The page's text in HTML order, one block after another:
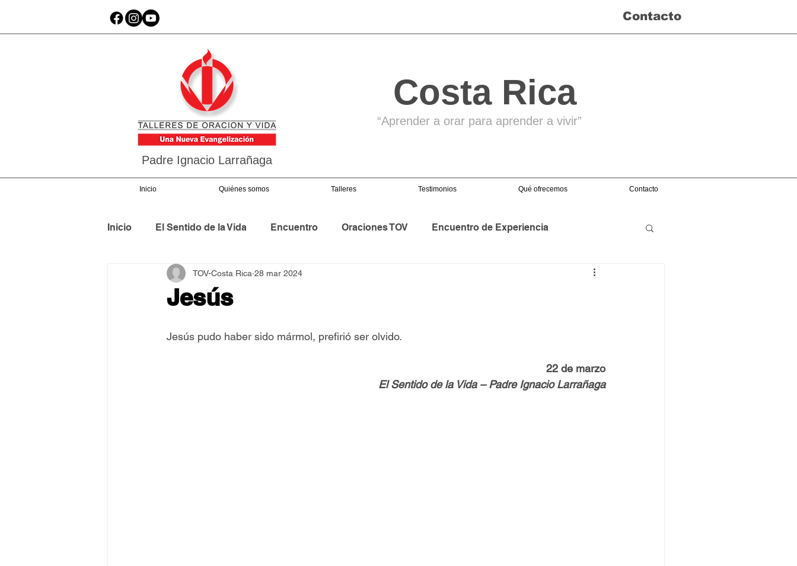
Contacto
Padre Ignacio Larrañaga
Costa Rica
“Aprender a orar para aprender a vivir”
Inicio Quiénes somos Talleres Testimonios Qué ofrecemos Contacto
Inicio El Sentido de la Vida Encuentro Oraciones TOV Encuentro de Experiencia
Asamblea Internacional 2018 Asamblea Nacional
Jesús
TOV-Costa Rica 28 mar 2024
Jesús pudo haber sido mármol, prefirió ser olvido.
22 de marzo
El Sentido de la Vida – Padre Ignacio Larrañaga